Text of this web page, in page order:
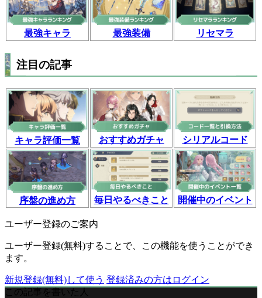
最強キャラ 最強装備 リセマラ
注目の記事
キャラ評価一覧 おすすめガチャ シリアルコード
序盤の進め方 毎日やるべきこと 開催中のイベント
ユーザー登録のご案内
ユーザー登録(無料)することで、この機能を使うことができ
ます。
新規登録(無料)して使う 登録済みの方はログイン
この記事を書いた人